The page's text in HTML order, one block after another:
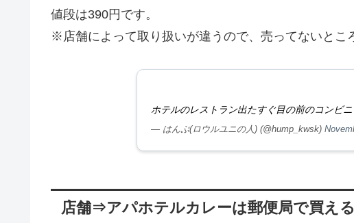
値段は390円です。
※店舗によって取り扱いが違うので、売ってないとこ
ホテルのレストラン出たすぐ目の前のコンビ
— はんぷ(ロウルユニの人) (@hump_kwsk)
店舗⇒アパホテルカレーは郵便局で買え